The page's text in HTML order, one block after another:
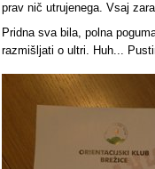
prav nič utrujenega. Vsaj
Pridna sva bila, polna
razmišljati o ultri. Huh...